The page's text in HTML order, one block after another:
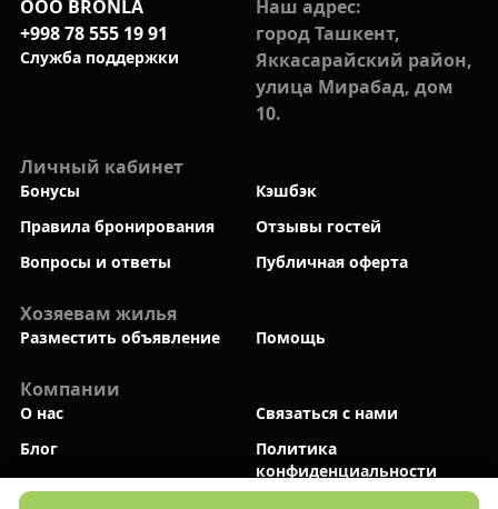
Новый
ООО BRONLA
+998 78 555 19 91
Cлужба поддержки
Наш адрес:
город Ташкент,
Яккасарайский район,
улица Мирабад, дом
10.
Личный кабинет
Бонусы
Кэшбэк
Правила бронирования
Отзывы гостей
Вопросы и ответы
Публичная оферта
Хозяевам жилья
Разместить объявление Помощь
Компании
О нас
Связаться с нами
Блог
Политика
конфиденциальности
Мы в социальных сетях